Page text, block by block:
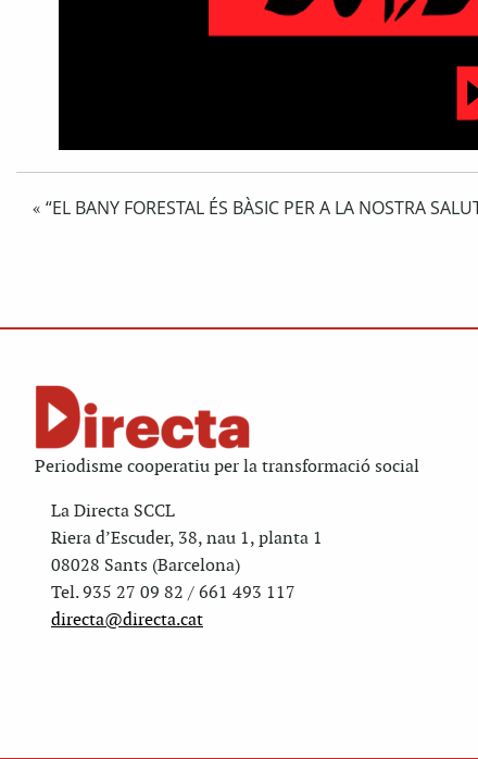
« “EL BANY FORESTAL ÉS BÀSIC PER A LA NOSTRA
Periodisme cooperatiu per la transformació social
La Directa SCCL
Riera d’Escuder, 38, nau 1, planta 1
08028 Sants (Barcelona)
Tel. 935 27 09 82 / 661 493 117
directa@directa.cat